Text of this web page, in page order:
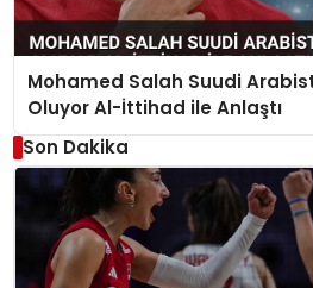
Mohamed Salah Suudi
Oluyor Al-İttihad ile Anlaştı
Son Dakika